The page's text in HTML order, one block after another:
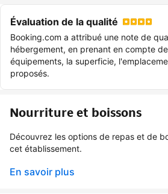
Évaluation de la qualité
Booking.com a attribué une note de
hébergement, en prenant en compte
équipements, la superficie,
proposés.
Nourriture et boissons
Découvrez les options de repas et de
cet établissement.
En savoir plus